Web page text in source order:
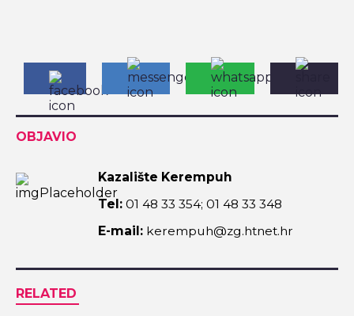
OBJAVIO
Kazalište Kerempuh
Tel: 01 48 33 354; 01 48 33 348
E-mail: kerempuh@zg.htnet.hr
RELATED